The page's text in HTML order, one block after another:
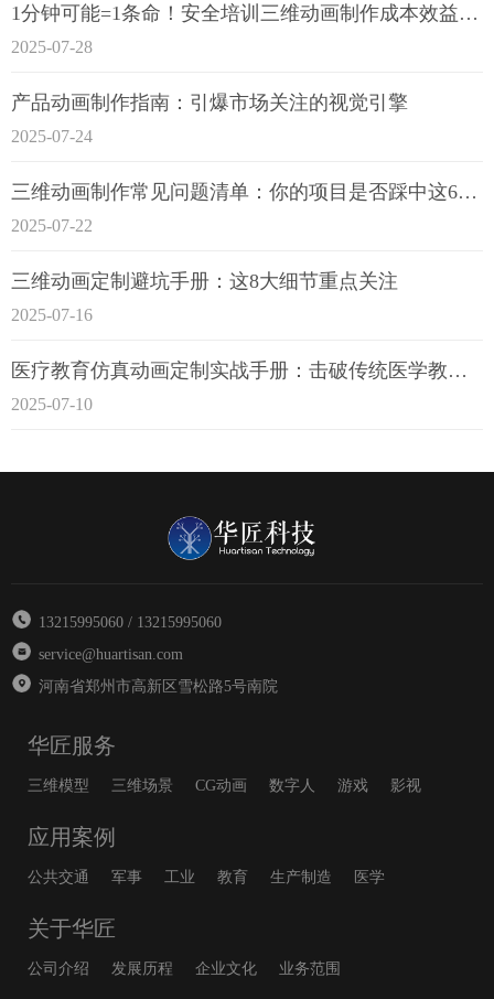
1分钟可能=1条命！安全培训三维动画制作成本效益深度拆解
2025-07-28
产品动画制作指南：引爆市场关注的视觉引擎
2025-07-24
三维动画制作常见问题清单：你的项目是否踩中这6大技术雷区？
2025-07-22
三维动画定制避坑手册：这8大细节重点关注
2025-07-16
医疗教育仿真动画定制实战手册：击破传统医学教育7大痛点
2025-07-10
13215995060 / 13215995060
service@huartisan.com
河南省郑州市高新区雪松路5号南院
华匠服务
三维模型 三维场景 CG动画 数字人 游戏 影视
应用案例
公共交通 军事 工业 教育 生产制造 医学
关于华匠
公司介绍 发展历程 企业文化 业务范围